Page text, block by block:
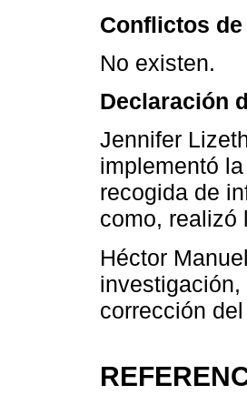
Conflictos
No existen.
Declaración
Jennifer
implementó
recogida de
como, realizó
Héctor
corrección